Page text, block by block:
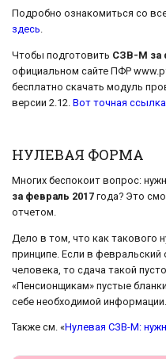
Подробно ознакомиться со
здесь.
Чтобы подготовить СЗВ-М за
официальном сайте ПФР
бесплатно скачать модуль
версии 2.12. Вот точная ссылка
НУЛЕВАЯ ФОРМА
Многих беспокоит вопрос:
за февраль 2017 года? Это
отчетом.
Дело в том, что как такового
принципе. Если в февральский
человека, то сдача такой
«Пенсионщикам» пустые
себе необходимой информации.
Также см. «Нулевая СЗВ-М: